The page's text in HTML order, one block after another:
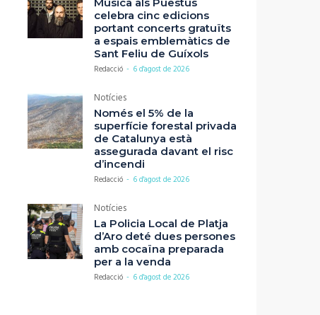
Música als Puestus
celebra cinc edicions
portant concerts gratuïts
a espais emblemàtics de
Sant Feliu de Guíxols
Redacció - 6 d'agost de 2026
Notícies
Només el 5% de la
superfície forestal privada
de Catalunya està
assegurada davant el risc
d’incendi
Redacció - 6 d'agost de 2026
Notícies
La Policia Local de Platja
d’Aro deté dues persones
amb cocaïna preparada
per a la venda
Redacció - 6 d'agost de 2026